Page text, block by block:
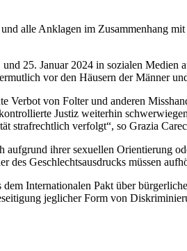
alle Anklagen im Zusammenhang
25. Januar 2024 in sozialen Medien
vor den Häusern der Männer
Verbot von Folter und anderen
Justiz weiterhin
strafrechtlich verfolgt“, so Grazia
ihrer sexuellen Orientierung
Geschlechtsausdrucks müssen
Internationalen Pakt über
jeglicher Form von